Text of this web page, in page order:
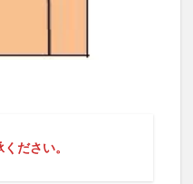
ださい。